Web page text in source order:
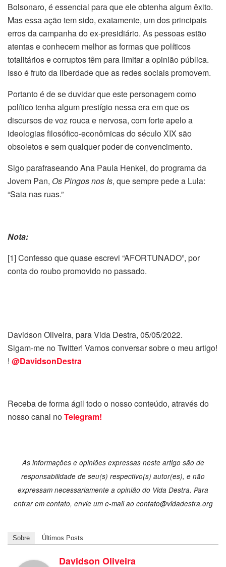
Bolsonaro, é essencial para que ele obtenha algum êxito.
Mas essa ação tem sido, exatamente, um dos principais
erros da campanha do ex-presidiário. As pessoas estão
atentas e conhecem melhor as formas que políticos
totalitários e corruptos têm para limitar a opinião pública.
Isso é fruto da liberdade que as redes sociais promovem.
Portanto é de se duvidar que este personagem como
político tenha algum prestígio nessa era em que os
discursos de voz rouca e nervosa, com forte apelo a
ideologias filosófico-econômicas do século XIX são
obsoletos e sem qualquer poder de convencimento.
Sigo parafraseando Ana Paula Henkel, do programa da
Jovem Pan, Os Pingos nos Is, que sempre pede a Lula:
“Saia nas ruas.”
Nota:
[1] Confesso que quase escrevi “AFORTUNADO”, por
conta do roubo promovido no passado.
Davidson Oliveira, para Vida Destra, 05/05/2022.
Sigam-me no Twitter! Vamos conversar sobre o meu artigo!
! @DavidsonDestra
Receba de forma ágil todo o nosso conteúdo, através do
nosso canal noTelegram!
As informações e opiniões expressas neste artigo são de
responsabilidade de seu(s) respectivo(s) autor(es), e não
expressam necessariamente a opinião do Vida Destra. Para
entrar em contato, envie um e-mail ao contato@vidadestra.org
Sobre Últimos Posts
Davidson Oliveira